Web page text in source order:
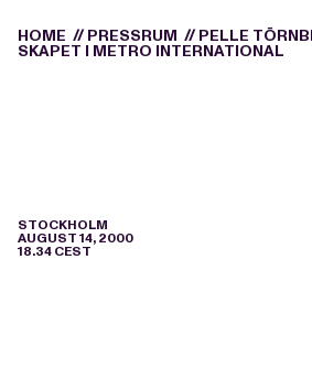
HOME // PRESSRUM // PELLE
SKAPET I METRO INTERNATIONAL
STOCKHOLM
AUGUST 14, 2000
18.34 CEST